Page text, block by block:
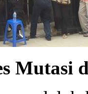
Mutasi